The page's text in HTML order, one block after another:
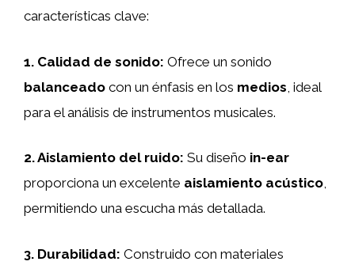
características clave:
1. Calidad de sonido: Ofrece un sonido
balanceado con un énfasis en los medios , ideal
para el análisis de instrumentos musicales.
2.Aislamiento del ruido: Su diseño in-ear
proporciona un excelente aislamiento acústico,
permitiendo una escucha más detallada.
3. Durabilidad: Construido con materiales